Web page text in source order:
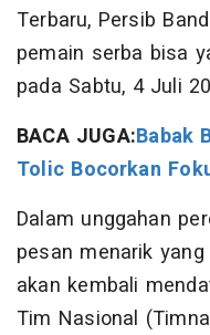
Terbaru, Persib
pemain serba bisa
pada Sabtu, 4 Juli
BACA JUGA:Babak
Tolic Bocorkan
Dalam unggahan
pesan menarik
akan kembali
Tim Nasional